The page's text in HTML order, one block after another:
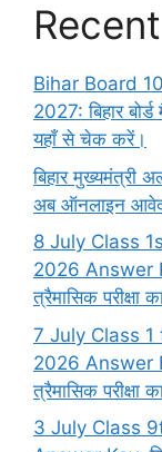
Bihar Board
2027: बिहार
यहाँ से चेक करें।
बिहार मुख्यमंत्री
अब ऑनलाइन
8 July Class
2026 Answer
त्रैमासिक परीक्षा
7 July Class
2026 Answer
त्रैमासिक परीक्षा
3 July Class